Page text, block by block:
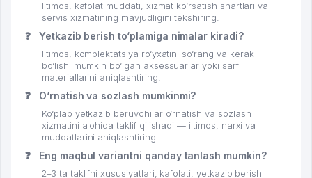
Iltimos, kafolat muddati, xizmat ko‘rsatish shartlari va
servis xizmatining mavjudligini tekshiring.
❓ Yetkazib berish to‘plamiga nimalar kiradi?
Iltimos, komplektatsiya ro‘yxatini so‘rang va kerak
bo‘lishi mumkin bo‘lgan aksessuarlar yoki sarf
materiallarini aniqlashtiring.
❓ O‘rnatish va sozlash mumkinmi?
Ko‘plab yetkazib beruvchilar o‘rnatish va sozlash
xizmatini alohida taklif qilishadi — iltimos, narxi va
muddatlarini aniqlashtiring.
❓ Eng maqbul variantni qanday tanlash mumkin?
2–3 ta taklifni xususiyatlari, kafolati, yetkazib berish